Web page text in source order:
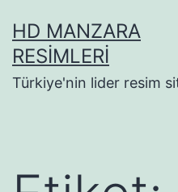
geçHD MANZARA
RESIMLERI
Türkiye'nin lider resim